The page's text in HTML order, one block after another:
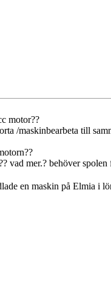
motor??
/maskinbearbeta till
vad mer.? behöver spolen
en maskin på Elmia i